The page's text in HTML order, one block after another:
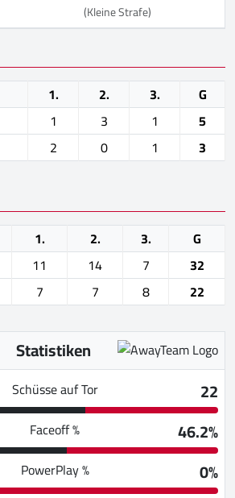
(Kleine Strafe)
1. 2. 3.
G
1 3 1
5
2 0 1 3
1. 2. 3.
G
11 14 7
32
7 7 8 22
Statistiken
Schüsse auf Tor
22
Faceoff %
46.2%
PowerPlay % 0%